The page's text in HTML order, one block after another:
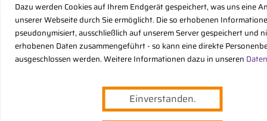
Dazu werden Cookies auf Ihrem Endgerät gespeichert, was uns eine
unserer Webseite durch Sie ermöglicht. Die so erhobenen
pseudonymisiert, ausschließlich auf unserem Server gespeichert und
erhobenen Daten zusammengeführt - so kann eine direkte
ausgeschlossen werden. Weitere Informationen dazu in unseren
Einverstanden.